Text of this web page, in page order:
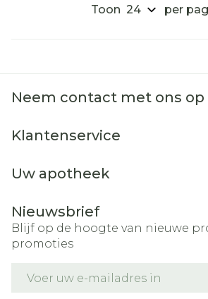
Toon per
Neem contact met ons op
Klantenservice
Uw apotheek
Nieuwsbrief
Blijf op de hoogte van nieuwe
promoties